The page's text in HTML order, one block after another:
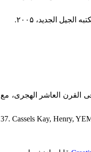
القرن العاشر الهجری، مع
37. Cassels Kay, Henry,